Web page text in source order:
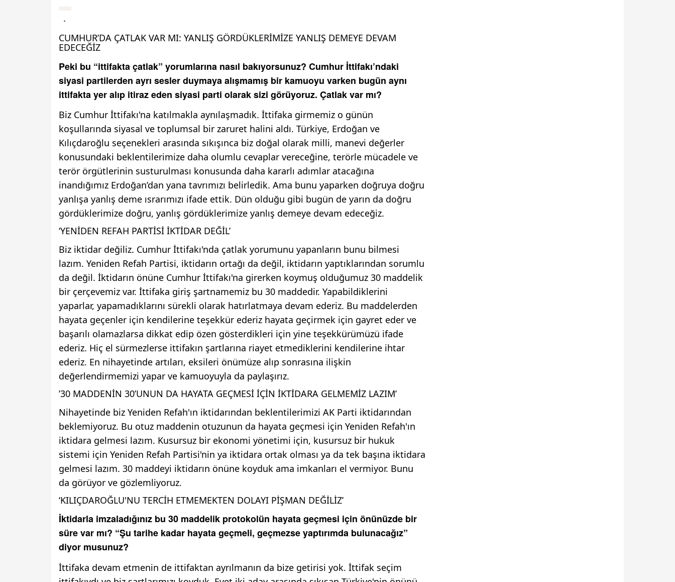
.
CUMHUR’DA ÇATLAK VAR MI: YANLIŞ GÖRDÜKLERİMİZE YANLIŞ DEMEYE DEVAM
EDECEĞİZ
Peki bu “ittifakta çatlak” yorumlarına nasıl bakıyorsunuz? Cumhur İttifakı’ndaki
siyasi partilerden ayrı sesler duymaya alışmamış bir kamuoyu varken bugün aynı
ittifakta yer alıp itiraz eden siyasi parti olarak sizi görüyoruz. Çatlak var mı?
Biz Cumhur İttifakı'na katılmakla aynılaşmadık. İttifaka girmemiz o günün
koşullarında siyasal ve toplumsal bir zaruret halini aldı. Türkiye, Erdoğan ve
Kılıçdaroğlu seçenekleri arasında sıkışınca biz doğal olarak milli, manevi değerler
konusundaki beklentilerimize daha olumlu cevaplar vereceğine, terörle mücadele ve
terör örgütlerinin susturulması konusunda daha kararlı adımlar atacağına
inandığımız Erdoğan’dan yana tavrımızı belirledik. Ama bunu yaparken doğruya doğru
yanlışa yanlış deme ısrarımızı ifade ettik. Dün olduğu gibi bugün de yarın da doğru
gördüklerimize doğru, yanlış gördüklerimize yanlış demeye devam edeceğiz.
‘YENİDEN REFAH PARTİSİ İKTİDAR DEĞİL’
Biz iktidar değiliz. Cumhur İttifakı'nda çatlak yorumunu yapanların bunu bilmesi
lazım. Yeniden Refah Partisi, iktidarın ortağı da değil, iktidarın yaptıklarından sorumlu
da değil. İktidarın önüne Cumhur İttifakı'na girerken koymuş olduğumuz 30 maddelik
bir çerçevemiz var. İttifaka giriş şartnamemiz bu 30 maddedir. Yapabildiklerini
yaparlar, yapamadıklarını sürekli olarak hatırlatmaya devam ederiz. Bu maddelerden
hayata geçenler için kendilerine teşekkür ederiz hayata geçirmek için gayret eder ve
başarılı olamazlarsa dikkat edip özen gösterdikleri için yine teşekkürümüzü ifade
ederiz. Hiç el sürmezlerse ittifakın şartlarına riayet etmediklerini kendilerine ihtar
ederiz. En nihayetinde artıları, eksileri önümüze alıp sonrasına ilişkin
değerlendirmemizi yapar ve kamuoyuyla da paylaşırız.
’30 MADDENİN 30’UNUN DA HAYATA GEÇMESİ İÇİN İKTİDARA GELMEMİZ LAZIM’
Nihayetinde biz Yeniden Refah'ın iktidarından beklentilerimizi AK Parti iktidarından
beklemiyoruz. Bu otuz maddenin otuzunun da hayata geçmesi için Yeniden Refah'ın
iktidara gelmesi lazım. Kusursuz bir ekonomi yönetimi için, kusursuz bir hukuk
sistemi için Yeniden Refah Partisi'nin ya iktidara ortak olması ya da tek başına iktidara
gelmesi lazım. 30 maddeyi iktidarın önüne koyduk ama imkanları el vermiyor. Bunu
da görüyor ve gözlemliyoruz.
‘KILIÇDAROĞLU'NU TERCİH ETMEMEKTEN DOLAYI PİŞMAN DEĞİLİZ’
İktidarla imzaladığınız bu 30 maddelik protokolün hayata geçmesi için önünüzde bir
süre var mı? “Şu tarihe kadar hayata geçmeli, geçmezse yaptırımda bulunacağız”
diyor musunuz?
İttifaka devam etmenin de ittifaktan ayrılmanın da bize getirisi yok. İttifak seçim